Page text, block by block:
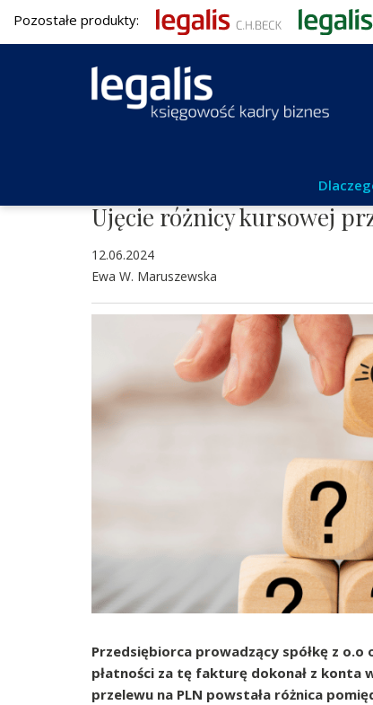
Pozostałe produkty:
Ujęcie różnicy kursowej
12.06.2024
Ewa W. Maruszewska
Przedsiębiorca prowadzący spółkę z
płatności za tę fakturę dokonał z konta
przelewu na PLN powstała różnica